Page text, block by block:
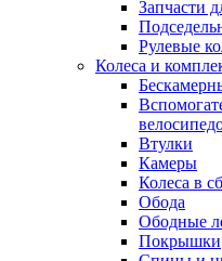
Запчасти
Рулевые
Колеса и
Втулки
Камеры
Колеса в
Обода
Ободные
Покрышки